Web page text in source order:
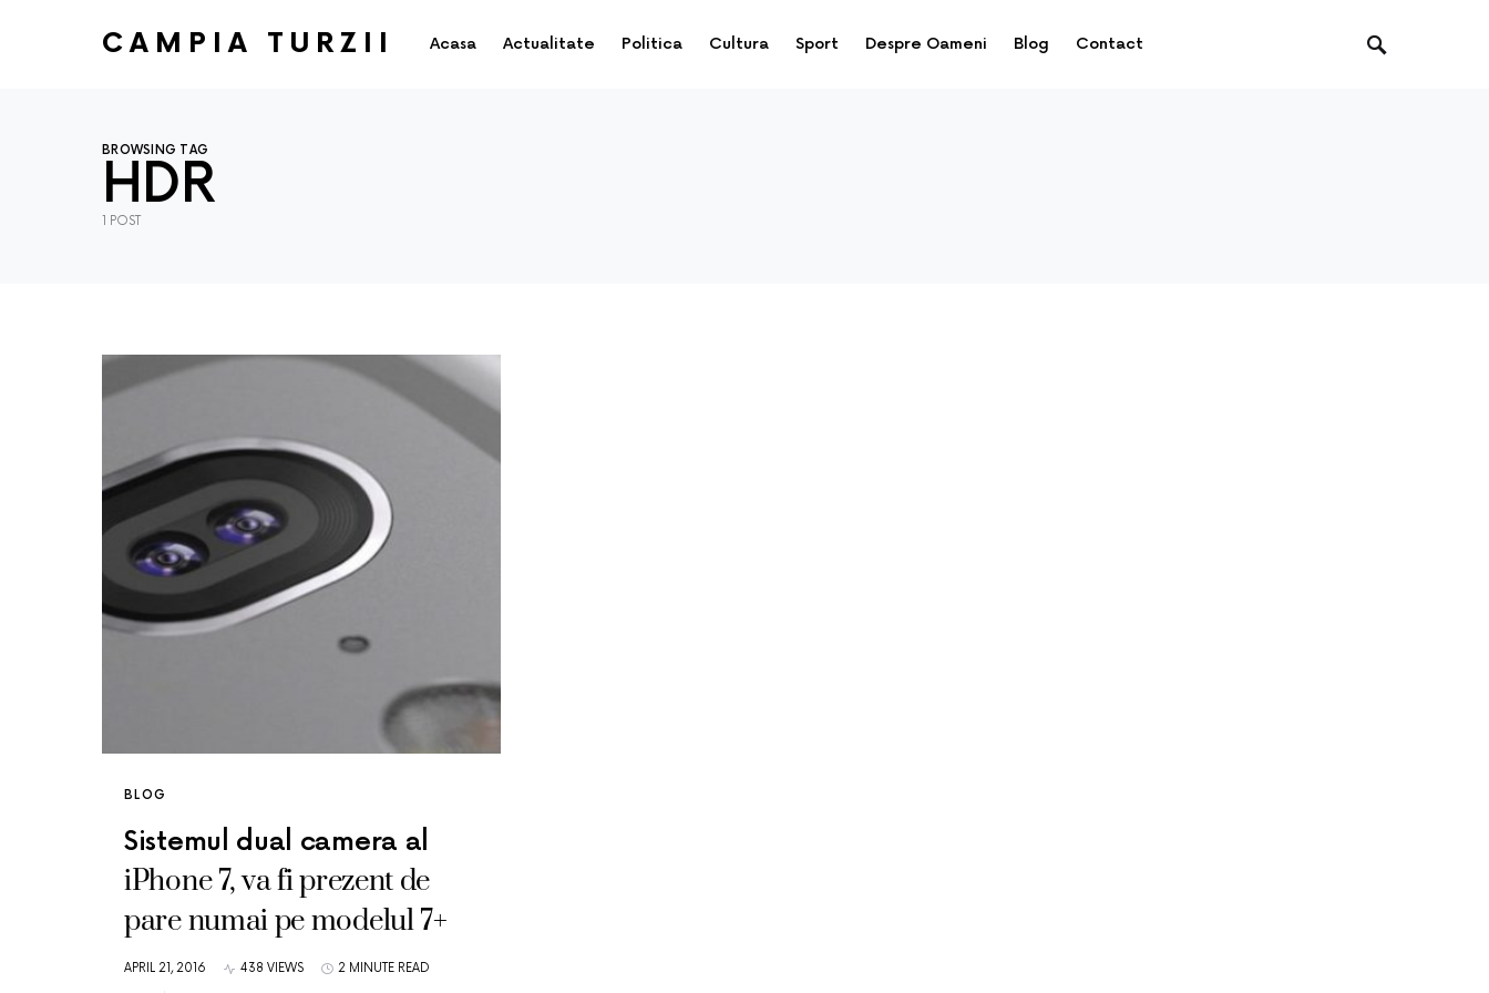
CAMPIA TURZII Acasa Actualitate Politica Cultura Sport Despre Oameni Blog Contact
BROWSING TAG
HDR
1 POST
BLOG
Sistemul dual camera al
iPhone 7, va fi prezent de
pare numai pe modelul 7+
APRIL 21, 2016 438 VIEWS 2 MINUTE READ